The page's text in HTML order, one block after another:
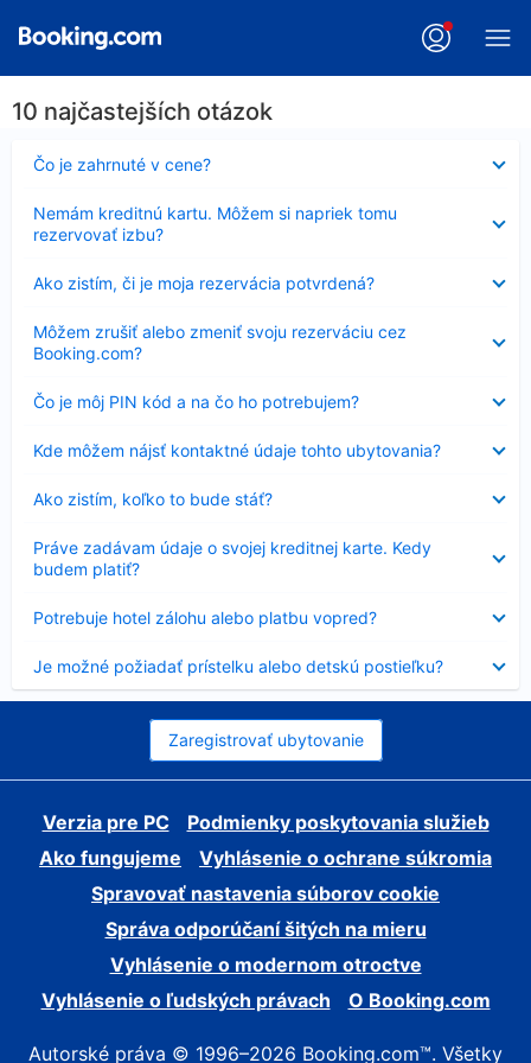
10 najčastejších otázok
Čo je zahrnuté v cene?
Nezobrazuje
sa
Nemám kreditnú kartu. Môžem si napriek tomu
rezervovať izbu?
sa
Ako zistím, či je moja rezervácia potvrdená?
sa
Môžem zrušiť alebo zmeniť svoju rezerváciu cez
Booking.com?
sa
Čo je môj PIN kód a na čo ho potrebujem?
Nezobrazuje
sa
Kde môžem nájsť kontaktné údaje tohto ubytovania?
sa
Ako zistím, koľko to bude stáť?
sa
Práve zadávam údaje o svojej kreditnej karte. Kedy
budem platiť?
sa
Potrebuje hotel zálohu alebo platbu vopred?
sa
Je možné požiadať prístelku alebo detskú postieľku?
sa
Zaregistrovať ubytovanie
Verzia pre PC
Podmienky poskytovania služieb
Ako fungujeme
Vyhlásenie o ochrane súkromia
Spravovať nastavenia súborov cookie
Správa odporúčaní šitých na mieru
Vyhlásenie o modernom otroctve
Vyhlásenie o ľudských právach
O Booking.com
Autorské práva © 1996–2026 Booking.com™. Všetky